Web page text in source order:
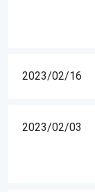
2023/02/16
2023/02/03